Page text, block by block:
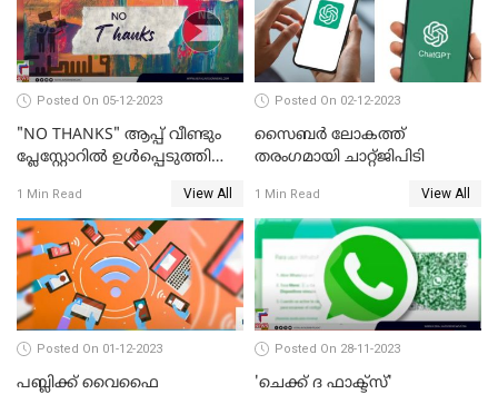
Posted On 05-12-2023
"NO THANKS" ആപ്പ് വീണ്ടും
പ്ലേസ്റ്റോറില്‍ ഉള്‍പ്പെടുത്തി
1 Min Read View All
Posted On 02-12-2023
സൈബര്‍ ലോകത്ത്
തരംഗമായി ചാറ്റ്ജിപിടി
1 Min Read View All
Posted On 01-12-2023
പബ്ലിക്ക് വൈഫൈ
Posted On 28-11-2023
'ചെക്ക് ദ ഫാക്ട്‌സ്'